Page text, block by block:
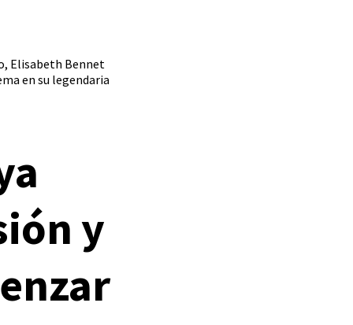
Elisabeth Bennet
en su legendaria
y